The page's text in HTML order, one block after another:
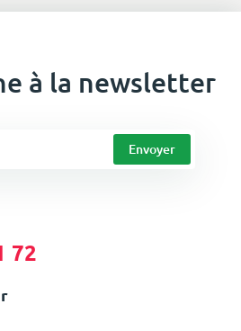
à la newsletter
72